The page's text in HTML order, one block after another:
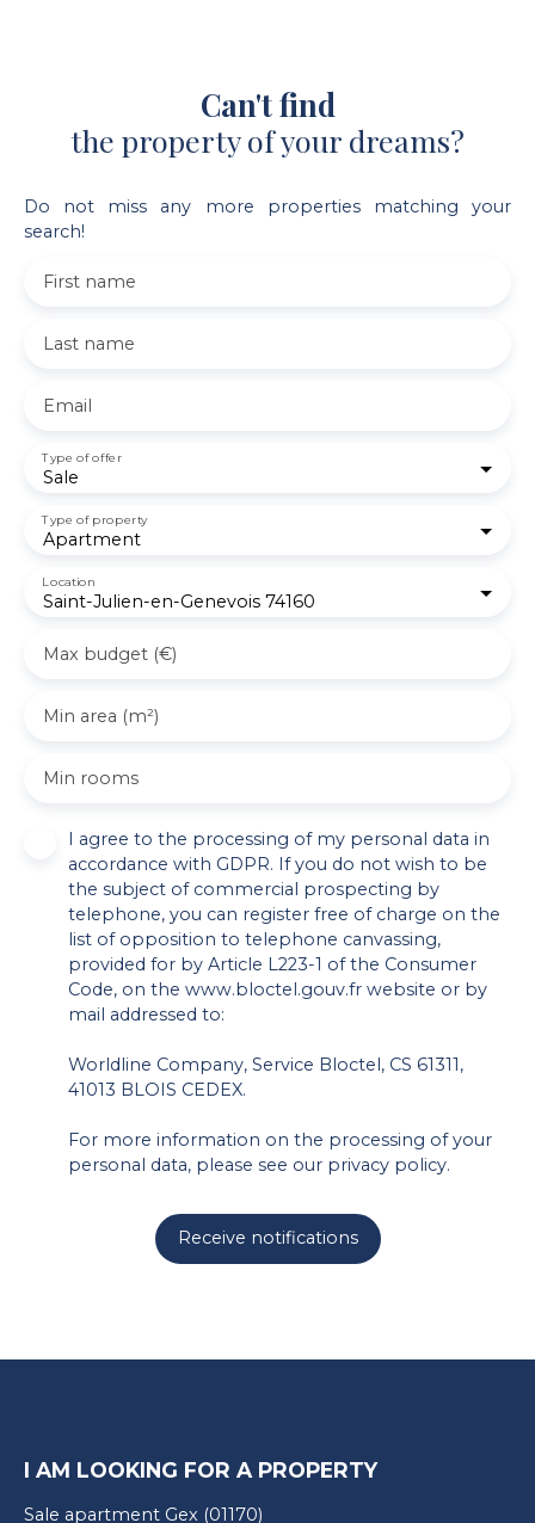
Can't find
the property of your dreams?
Do not miss any more properties matching your
search!
First name
Last name
Email
Sale
Type of offer
Apartment
Type of property
Saint-Julien-en-Genevois 74160
Location
Max budget (€)
Min area (m²)
Min rooms
I agree to the processing of my personal data in
accordance with GDPR. If you do not wish to be
the subject of commercial prospecting by
telephone, you can register free of charge on the
list of opposition to telephone canvassing,
provided for by Article L223-1 of the Consumer
Code, on the www.bloctel.gouv.fr website or by
mail addressed to:
Worldline Company, Service Bloctel, CS 61311,
41013 BLOIS CEDEX.
For more information on the processing of your
personal data, please see our privacy policy.
Receive notifications
I AM LOOKING FOR A PROPERTY
Sale apartment Gex (01170)